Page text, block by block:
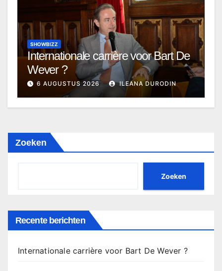
SHOWBIZZ
Internationale carrière voor Bart De
Wever ?
6 AUGUSTUS 2026 ILEANA DURODIN
Zoeken
Zoeken
Recente berichten
Internationale carrière voor Bart De Wever ?